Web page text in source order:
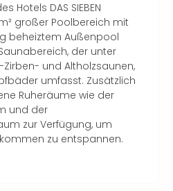
Hotels DAS SIEBEN
großer Poolbereich mit
beheiztem Außenpool
der unter
und Altholzsaunen,
umfasst. Zusätzlich
Ruheräume wie der
und der
zur Verfügung, um
zu entspannen.